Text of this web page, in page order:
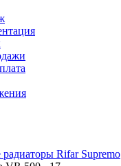
Rifar Supremo